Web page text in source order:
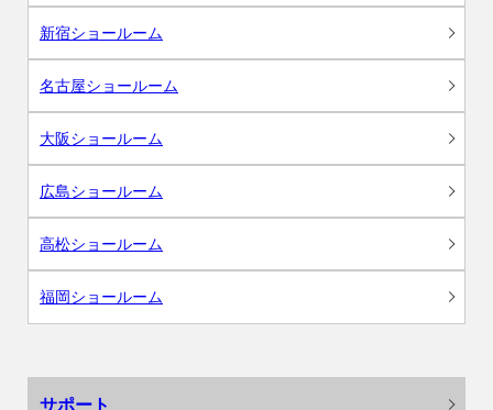
新宿ショールーム
名古屋ショールーム
大阪ショールーム
広島ショールーム
高松ショールーム
福岡ショールーム
サポート